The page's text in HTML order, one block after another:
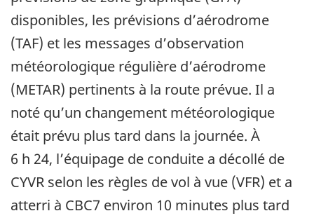
disponibles, les prévisions d’aérodrome
(TAF) et les messages d’observation
météorologique régulière d’aérodrome
(METAR) pertinents à la route prévue. Il a
noté qu’un changement météorologique
était prévu plus tard dans la journée. À
6 h 24, l’équipage de conduite a décollé de
CYVR selon les règles de vol à vue (VFR) et a
atterri à CBC7 environ 10 minutes plus tard